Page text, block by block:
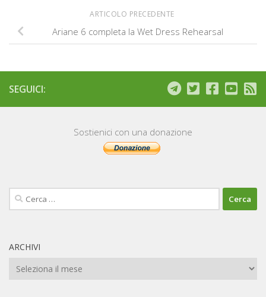
ARTICOLO PRECEDENTE
Ariane 6 completa la Wet Dress Rehearsal
SEGUICI:
Sostienici con una donazione
Ricerca
per:
ARCHIVI
Archivi